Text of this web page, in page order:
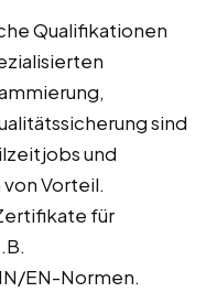
Qualifikationen
sind
und
Vorteil.
für
EN-Normen.